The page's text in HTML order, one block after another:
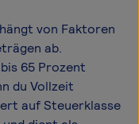
von Faktoren
ab.
65 Prozent
du Vollzeit
auf Steuerklasse